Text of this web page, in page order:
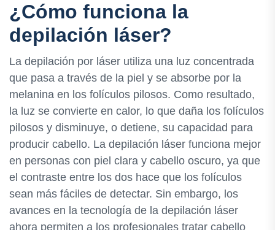
¿Cómo funciona la
depilación láser?
La depilación por láser utiliza una luz concentrada
que pasa a través de la piel y se absorbe por la
melanina en los folículos pilosos. Como resultado,
la luz se convierte en calor, lo que daña los folículos
pilosos y disminuye, o detiene, su capacidad para
producir cabello. La depilación láser funciona mejor
en personas con piel clara y cabello oscuro, ya que
el contraste entre los dos hace que los folículos
sean más fáciles de detectar. Sin embargo, los
avances en la tecnología de la depilación láser
ahora permiten a los profesionales tratar cabello